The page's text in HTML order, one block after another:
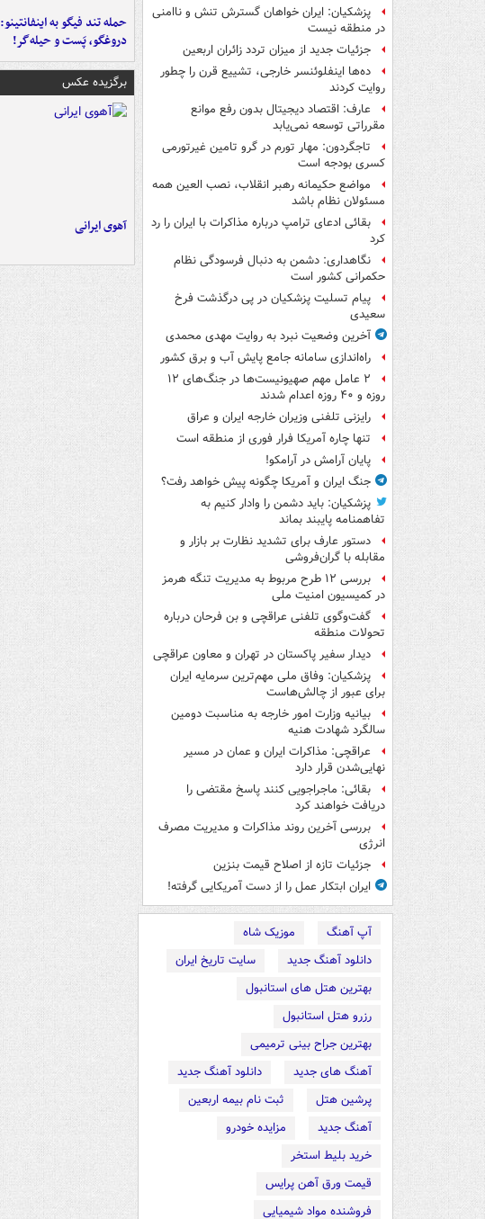
پزشکیان: ایران خواهان گسترش تنش و ناامنی
در منطقه نیست
جزئیات جدید از میزان تردد زائران اربعین
ده‌ها اینفلوئنسر خارجی، تشییع قرن را چطور
روایت کردند
عارف: اقتصاد دیجیتال بدون رفع موانع
مقرراتی توسعه نمی‌یابد
تاجگردون: مهار تورم در گرو تامین غیرتورمی
کسری بودجه است
مواضع حکیمانه رهبر انقلاب، نصب العین همه
مسئولان نظام باشد
بقائی ادعای ترامپ درباره مذاکرات با ایران را رد
کرد
نگاهداری: دشمن به دنبال فرسودگی نظام
حکمرانی کشور است
پیام تسلیت پزشکیان در پی درگذشت فرخ
سعیدی
آخرین وضعیت نبرد به روایت مهدی محمدی
راه‌اندازی سامانه جامع پایش آب و برق کشور
۲ عامل مهم صهیونیست‌ها در جنگ‌های ۱۲
روزه و ۴۰ روزه اعدام شدند
رایزنی تلفنی وزیران خارجه ایران و عراق
تنها چاره آمریکا فرار فوری از منطقه است
پایان آرامش در آرامکو!
جنگ ایران و آمریکا چگونه پیش خواهد رفت؟
پزشکیان: باید دشمن را وادار کنیم به
تفاهم‎نامه پایبند بماند
دستور عارف برای تشدید نظارت بر بازار و
مقابله با گران‌فروشی
بررسی ۱۲ طرح مربوط به مدیریت تنگه هرمز
در کمیسیون امنیت ملی
گفت‌وگوی تلفنی عراقچی و بن فرحان درباره
تحولات منطقه
دیدار سفیر پاکستان در تهران و معاون عراقچی
پزشکیان: وفاق ملی مهم‌ترین سرمایه ایران
برای عبور از چالش‌هاست
بیانیه وزارت امور خارجه به مناسبت دومین
سالگرد شهادت هنیه
عراقچی: مذاکرات ایران و عمان در مسیر
نهایی‌شدن قرار دارد
بقائی: ماجراجویی کنند پاسخ مقتضی را
دریافت خواهند کرد
بررسی آخرین روند مذاکرات و مدیریت مصرف
انرژی
جزئیات تازه از اصلاح قیمت بنزین
ایران ابتکار عمل را از دست آمریکایی‌ گرفته!
آپ آهنگ
موزیک شاه
دانلود آهنگ جدید
سایت تاریخ ایران
بهترین هتل های استانبول
رزرو هتل استانبول
بهترین جراح بینی ترمیمی
آهنگ های جدید
دانلود آهنگ جدید
پرشین هتل
ثبت نام بیمه اربعین
آهنگ جدید
مزایده خودرو
خرید بلیط استخر
قیمت ورق آهن پرایس
فروشنده مواد شیمیایی
حمله تند فیگو به اینفانتینو:
دروغگو، پَست‌ و حیله‌گر!
برگزیده عکس
آهوی ایرانی